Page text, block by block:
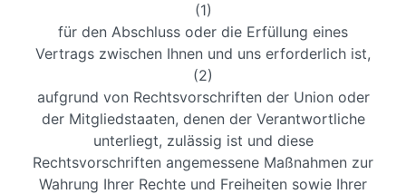
(1)
für den Abschluss oder die Erfüllung eines
Vertrags zwischen Ihnen und uns erforderlich ist,
(2)
aufgrund von Rechtsvorschriften der Union oder
der Mitgliedstaaten, denen der Verantwortliche
unterliegt, zulässig ist und diese
Rechtsvorschriften angemessene Maßnahmen zur
Wahrung Ihrer Rechte und Freiheiten sowie Ihrer